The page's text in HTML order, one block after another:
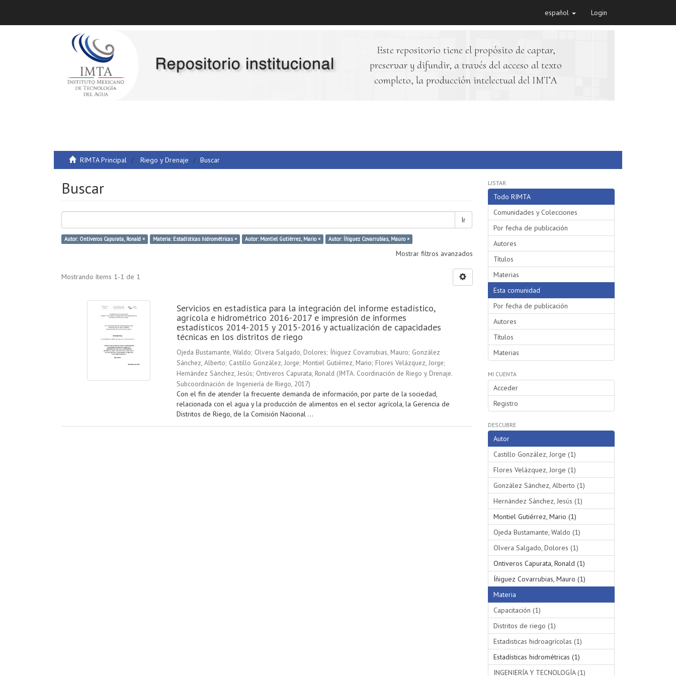
español Login
Este repositorio tiene el propósito de captar,
preservar y difundir, a través del acceso al texto
completo, la producción intelectual del IMTA
RIMTA Principal Riego y Drenaje Buscar
Buscar
Ir
Autor: Ontiveros Capurata, Ronald × Materia: Estadísticas hidrométricas × Autor: Montiel Gutiérrez, Mario × Autor: Íñiguez Covarrubias, Mauro ×
Mostrar filtros avanzados
Mostrando ítems 1-1 de 1
Servicios en estadística para la integración del informe estadístico,
agrícola e hidrométrico 2016-2017 e impresión de informes
estadísticos 2014-2015 y 2015-2016 y actualización de capacidades
técnicas en los distritos de riego
Ojeda Bustamante, Waldo; Olvera Salgado, Dolores; Íñiguez Covarrubias, Mauro; González
Sánchez, Alberto; Castillo González, Jorge; Montiel Gutiérrez, Mario; Flores Velázquez, Jorge;
Hernández Sánchez, Jesús; Ontiveros Capurata, Ronald (IMTA. Coordinación de Riego y Drenaje.
Subcoordinación de Ingeniería de Riego, 2017)
Con el fin de atender la frecuente demanda de información, por parte de la sociedad,
relacionada con el agua y la producción de alimentos en el sector agrícola, la Gerencia de
Distritos de Riego, de la Comisión Nacional ...
LISTAR
Todo RIMTA
Comunidades y Colecciones
Por fecha de publicación
Autores
Títulos
Materias
Esta comunidad
Por fecha de publicación
Autores
Títulos
Materias
MI CUENTA
Acceder
Registro
DESCUBRE
Autor
Castillo González, Jorge (1)
Flores Velázquez, Jorge (1)
González Sánchez, Alberto (1)
Hernández Sánchez, Jesús (1)
Montiel Gutiérrez, Mario (1)
Ojeda Bustamante, Waldo (1)
Olvera Salgado, Dolores (1)
Ontiveros Capurata, Ronald (1)
Íñiguez Covarrubias, Mauro (1)
Materia
Capacitación (1)
Distritos de riego (1)
Estadisticas hidroagrícolas (1)
Estadísticas hidrométricas (1)
INGENIERÍA Y TECNOLOGÍA (1)